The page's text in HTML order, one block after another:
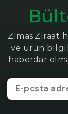
Zimas Ziraat
ve ürün
haberdar